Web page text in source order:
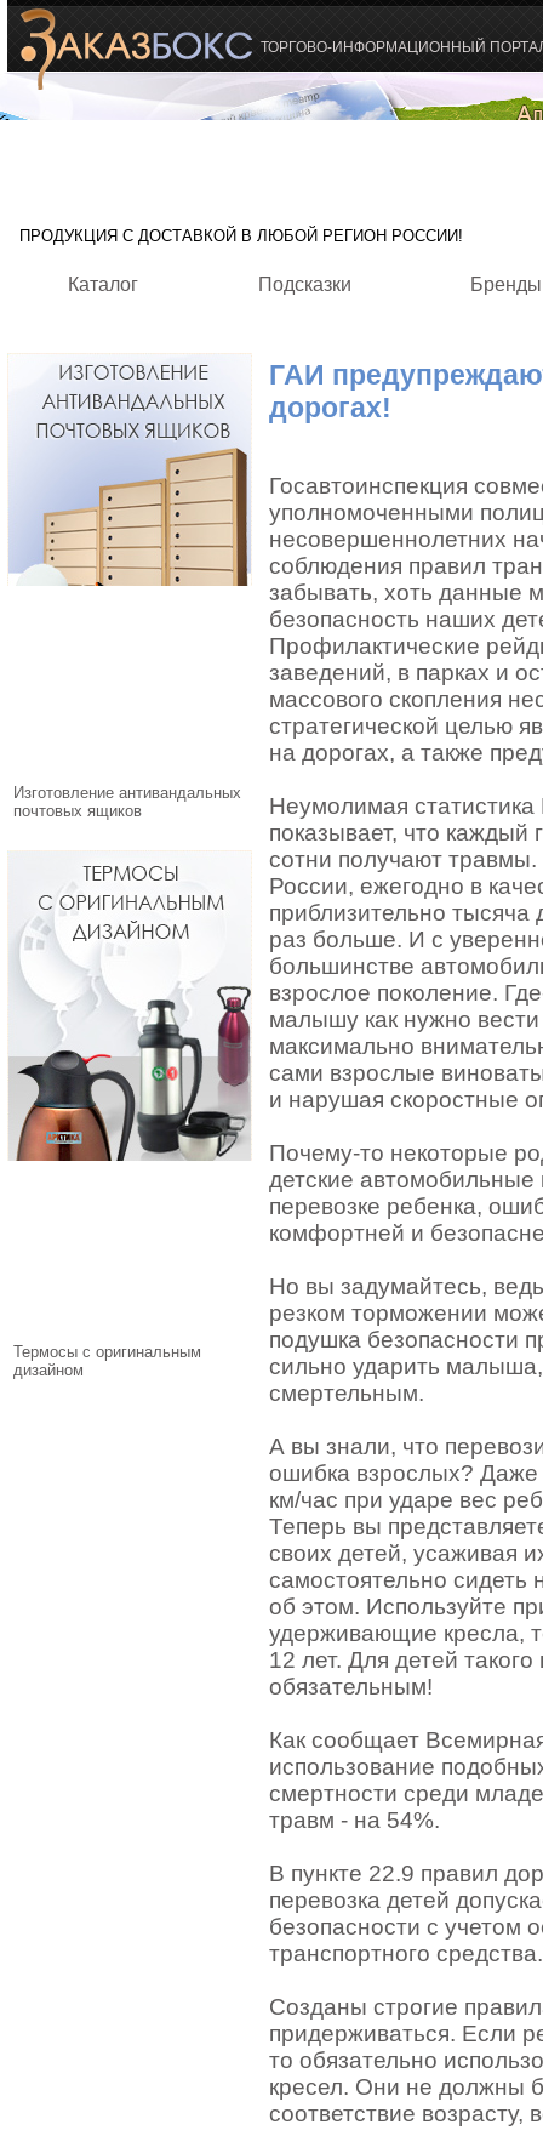
ТОРГОВО-ИНФОРМАЦИОННЫЙ
ПРОДУКЦИЯ С ДОСТАВКОЙ В ЛЮБОЙ РЕГИОН РОССИИ!
Каталог Подсказки Бренды
Изготовление антивандальных
почтовых ящиков
Термосы с оригинальным
дизайном
ГАИ
дорогах!
Госавтоинспекция
уполномоченными
несовершеннолетних
соблюдения правил
забывать, хоть данные
безопасность наших
Профилактические
заведений, в парках и
массового скопления
стратегической целью
на дорогах, а также
Неумолимая
показывает, что каждый
сотни получают
России, ежегодно в
приблизительно тысяча
раз больше. И с
большинстве
взрослое поколение.
малышу как нужно
максимально
сами взрослые
и нарушая скоростные
Почему-то некоторые
детские
перевозке ребенка,
комфортней и
Но вы задумайтесь,
резком торможении
подушка безопасности
сильно ударить малыша,
смертельным.
А вы знали, что
ошибка взрослых? Даже
км/час при ударе вес
Теперь вы
своих детей, усаживая
самостоятельно
об этом. Используйте
удерживающие кресла,
12 лет. Для детей
обязательным!
Как сообщает
использование
смертности среди
травм - на 54%.
В пункте 22.9 правил
перевозка детей
безопасности с учетом
транспортного средства.
Созданы строгие
придерживаться. Если
то обязательно
кресел. Они не должны
соответствие возрасту,